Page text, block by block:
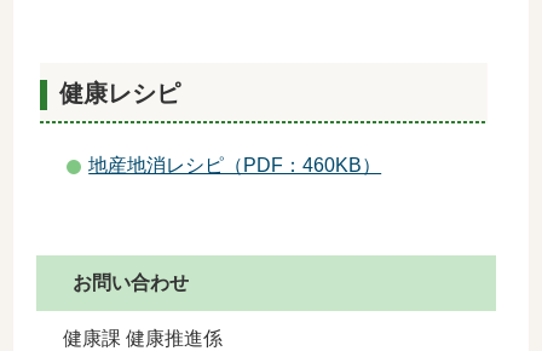
健康レシピ
地産地消レシピ（PDF：460KB）
お問い合わせ
健康課 健康推進係